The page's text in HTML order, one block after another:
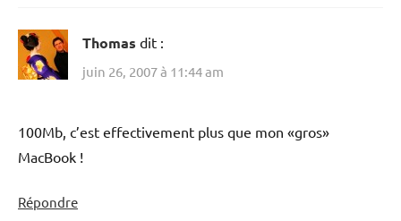
Thomas dit :
juin 26, 2007 à 11:44 am
100Mb, c’est effectivement plus que mon «gros»
MacBook !
Répondre